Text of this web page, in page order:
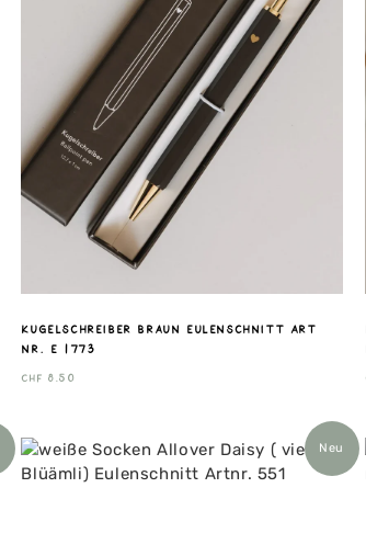
Kugelschreiber Braun Eulenschnitt Art
nr. E 1773
CHF 8.50
Neu